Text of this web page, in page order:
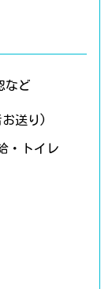
など
送り)
・トイレ